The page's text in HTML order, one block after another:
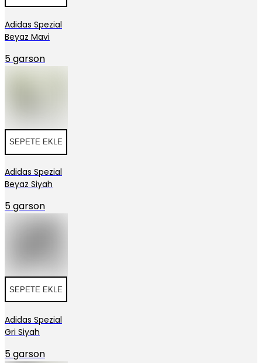
Adidas Spezial
Beyaz Mavi
5 garson
SEPETE EKLE
Adidas Spezial
Beyaz Siyah
5 garson
SEPETE EKLE
Adidas Spezial
Gri Siyah
5 garson